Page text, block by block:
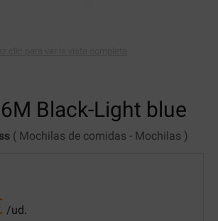
6M Black-Light blue
( Mochilas de comidas - Mochilas )
/ud.